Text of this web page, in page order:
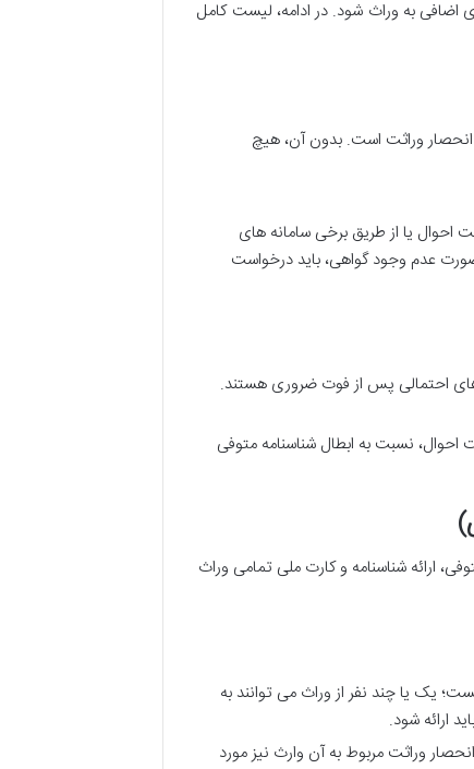
به وراث شود. در ادامه، لیست کامل
انحصار وراثت است. بدون آن، هیچ
احوال یا از طریق برخی سامانه های
صورت عدم وجود گواهی، باید درخواست
های احتمالی پس از فوت ضروری هستند.
احوال، نسبت به ابطال شناسنامه متوفی
ارائه شناسنامه و کارت ملی تمامی وراث
یک یا چند نفر از وراث می توانند به
ارائه شود.
وراثت مربوط به آن وارث نیز مورد